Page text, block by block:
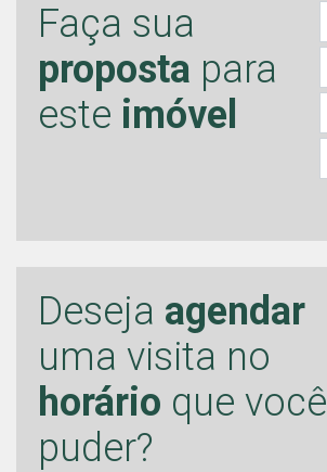
Faça sua
proposta para
este imóvel
Deseja agendar
uma visita no
horário que você
puder?